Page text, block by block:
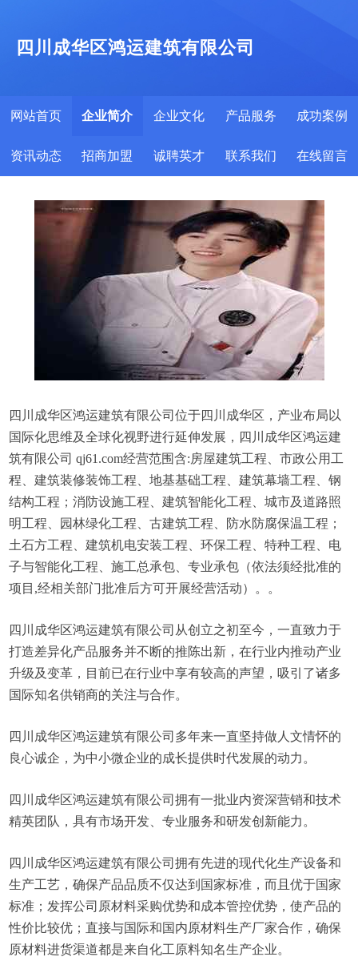
四川成华区鸿运建筑有限公司
网站首页 企业简介 企业文化 产品服务 成功案例
资讯动态 招商加盟 诚聘英才 联系我们 在线留言
四川成华区鸿运建筑有限公司位于四川成华区，产业布局以
国际化思维及全球化视野进行延伸发展，四川成华区鸿运建
筑有限公司 qj61.com经营范围含:房屋建筑工程、市政公用工
程、建筑装修装饰工程、地基基础工程、建筑幕墙工程、钢
结构工程；消防设施工程、建筑智能化工程、城市及道路照
明工程、园林绿化工程、古建筑工程、防水防腐保温工程；
土石方工程、建筑机电安装工程、环保工程、特种工程、电
子与智能化工程、施工总承包、专业承包（依法须经批准的
项目,经相关部门批准后方可开展经营活动）。。
四川成华区鸿运建筑有限公司从创立之初至今，一直致力于
打造差异化产品服务并不断的推陈出新，在行业内推动产业
升级及变革，目前已在行业中享有较高的声望，吸引了诸多
国际知名供销商的关注与合作。
四川成华区鸿运建筑有限公司多年来一直坚持做人文情怀的
良心诚企，为中小微企业的成长提供时代发展的动力。
四川成华区鸿运建筑有限公司拥有一批业内资深营销和技术
精英团队，具有市场开发、专业服务和研发创新能力。
四川成华区鸿运建筑有限公司拥有先进的现代化生产设备和
生产工艺，确保产品品质不仅达到国家标准，而且优于国家
标准；发挥公司原材料采购优势和成本管控优势，使产品的
性价比较优；直接与国际和国内原材料生产厂家合作，确保
原材料进货渠道都是来自化工原料知名生产企业。